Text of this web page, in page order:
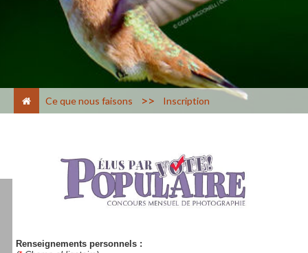
Ce que nous faisons > Inscription